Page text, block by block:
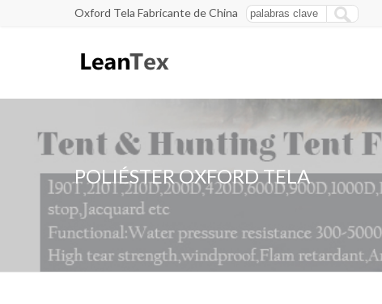
Oxford Tela Fabricante de China
POLIÉSTER OXFORD TELA